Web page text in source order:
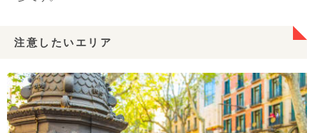
注意したいエリア